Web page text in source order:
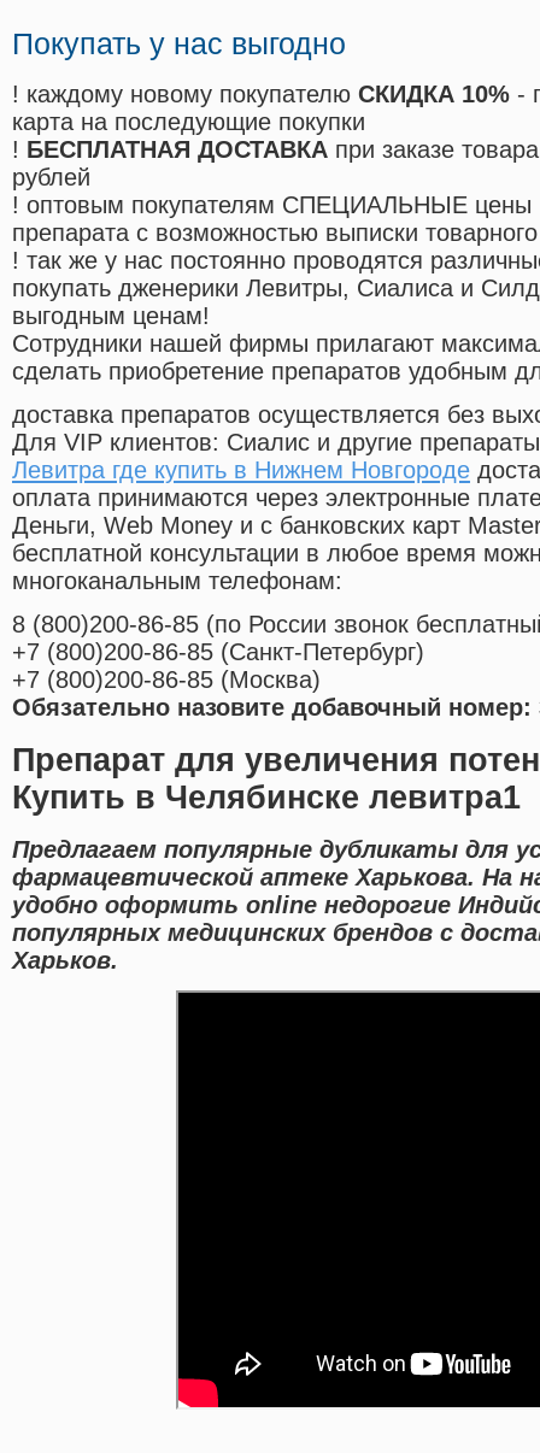
Покупать у нас выгодно
! каждому новому покупателю СКИДКА 10% -
карта на последующие покупки
! БЕСПЛАТНАЯ ДОСТАВКА при заказе
рублей
! оптовым покупателям СПЕЦИАЛЬНЫЕ цены
препарата с возможностью выписки
! так же у нас постоянно проводятся
покупать дженерики Левитры, Сиалиса и
выгодным ценам!
Cотрудники нашей фирмы прилагают
сделать приобретение препаратов удобным
доставка препаратов осуществляется без
Для VIP клиентов: Сиалис и другие
Левитра где купить в Нижнем Новгороде
оплата принимаются через электронные
Деньги, Web Money и с банковских карт
бесплатной консультации в любое время
многоканальным телефонам:
8 (800)200-86-85 (по России звонок
+7 (800)200-86-85 (Санкт-Петербург)
+7 (800)200-86-85 (Москва)
Обязательно назовите добавочный номер:
Препарат для увеличения
Купить в Челябинске левитра1
Предлагаем популярные дубликаты для
фармацевтической аптеке Харькова.
удобно оформить online недорогие
популярных медицинских брендов с
Харьков.